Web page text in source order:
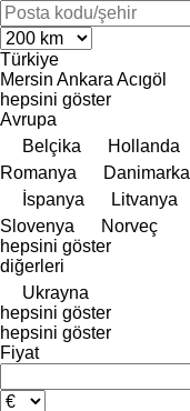
Türkiye
Mersin Ankara Acıgöl
hepsini göster
Avrupa
Belçika
Hollanda
Romanya
Danimarka
İspanya
Litvanya
Slovenya
Norveç
hepsini göster
diğerleri
Ukrayna
hepsini göster
hepsini göster
Fiyat